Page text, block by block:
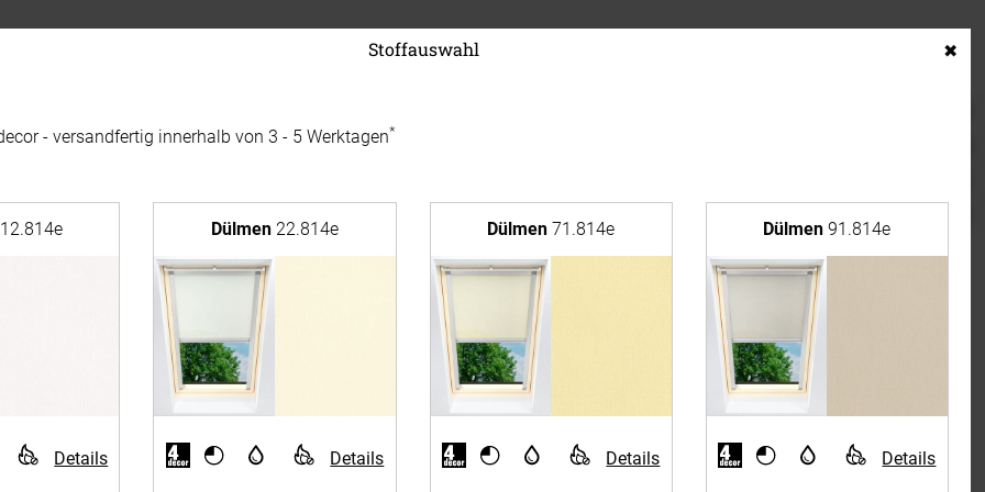
Für Ihre Räume
Kissen
Alle Kissen
Massanfertigung
Tischdecke
Maßgefertigte Dachfensterrollos aus deutscher Herstellung
Stoffauswahl
- versandfertig innerhalb von 3 - 5 Werktagen*
12.814e
Details
Dülmen 22.814e
Details
Dülmen 71.814e
Details
Dülmen 91.814e
Details
✖